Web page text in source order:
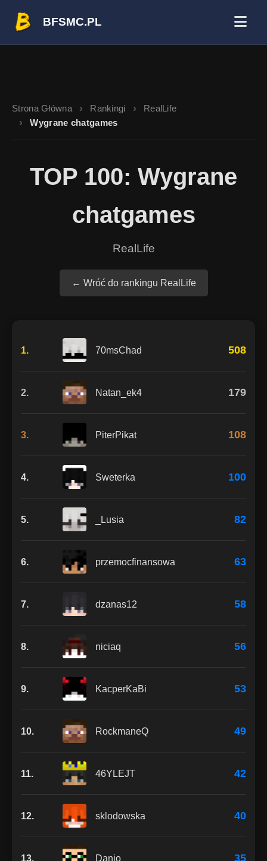
BFSMC.PL
Strona Główna Rankingi
RealLife
Wygrane chatgames
TOP 100: Wygrane
chatgames
RealLife
← Wróć do rankingu RealLife
1. 70msChad 508
2. Natan_ek4 179
3. PiterPikat 108
4. Sweterka 100
5. _Lusia 82
6. przemocfinansowa 63
7. dzanas12 58
8. niciaq 56
9. KacperKaBi 53
10. RockmaneQ 49
11. 46YLEJT 42
12. sklodowska 40
13. Danio 35